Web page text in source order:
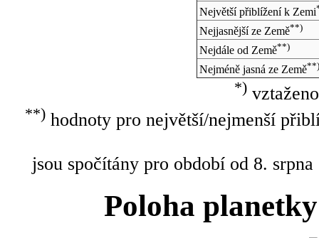
Největší přiblížení k Zemi
Nejjasnější ze Země**)
Nejdále od Země**)
Nejméně jasná ze Země**)
*)
**)hodnoty pro největší/nejmenší
jsou spočítány pro období od 8.
Poloha